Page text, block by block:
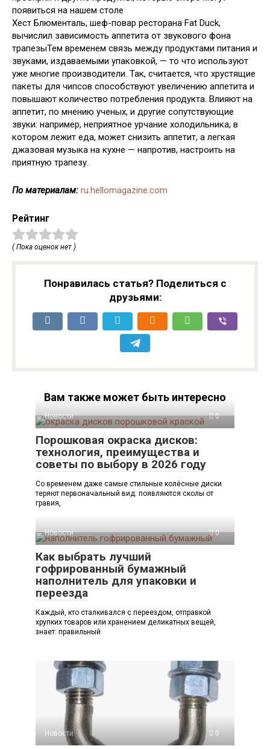
Хест Блюменталь, шеф-повар ресторана Fat Duck,
вычислил зависимость аппетита от звукового фона
трапезыТем временем связь между продуктами питания и
звуками, издаваемыми упаковкой, — то что используют
уже многие производители. Так, считается, что хрустящие
пакеты для чипсов способствуют увеличению аппетита и
повышают количество потребления продукта. Влияют на
аппетит, по мнению ученых, и другие сопутствующие
звуки: например, неприятное урчание холодильника, в
котором лежит еда, может снизить аппетит, а легкая
джазовая музыка на кухне — напротив, настроить на
приятную трапезу.
По материалам: ru.hellomagazine.com
Рейтинг
( Пока оценок нет )
Понравилась статья? Поделиться с
друзьями:
Вам также может быть интересно
Новости 0
Порошковая окраска дисков:
технология, преимущества и
советы по выбору в 2026 году
Со временем даже самые стильные колёсные диски
теряют первоначальный вид: появляются сколы от
гравия,
Новости 0
Как выбрать лучший
гофрированный бумажный
наполнитель для упаковки и
переезда
Каждый, кто сталкивался с переездом, отправкой
хрупких товаров или хранением деликатных вещей,
знает: правильный
Новости 0